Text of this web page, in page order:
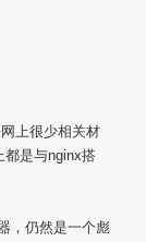
上很少相关材
都是与nginx搭
，仍然是一个彪